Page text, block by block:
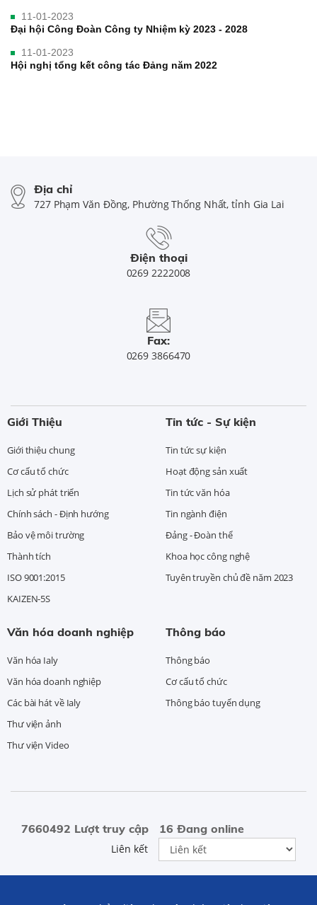
11-01-2023
Đại hội Công Đoàn Công ty Nhiệm kỳ 2023 - 2028
11-01-2023
Hội nghị tổng kết công tác Đảng năm 2022
Địa chỉ
727 Phạm Văn Đồng, Phường Thống Nhất, tỉnh Gia Lai
Điện thoại
0269 2222008
Fax:
0269 3866470
Giới Thiệu
Giới thiệu chung
Cơ cấu tổ chức
Lịch sử phát triển
Chính sách - Định hướng
Bảo vệ môi trường
Thành tích
ISO 9001:2015
KAIZEN-5S
Tin tức - Sự kiện
Tin tức sự kiện
Hoạt động sản xuất
Tin tức văn hóa
Tin ngành điện
Đảng - Đoàn thể
Khoa học công nghệ
Tuyên truyền chủ đề năm 2023
Văn hóa doanh nghiệp
Văn hóa Ialy
Văn hóa doanh nghiệp
Các bài hát về Ialy
Thư viện ảnh
Thư viện Video
Thông báo
Thông báo
Cơ cấu tổ chức
Thông báo tuyển dụng
7660492 Lượt truy cập 16 Đang online
Liên kết